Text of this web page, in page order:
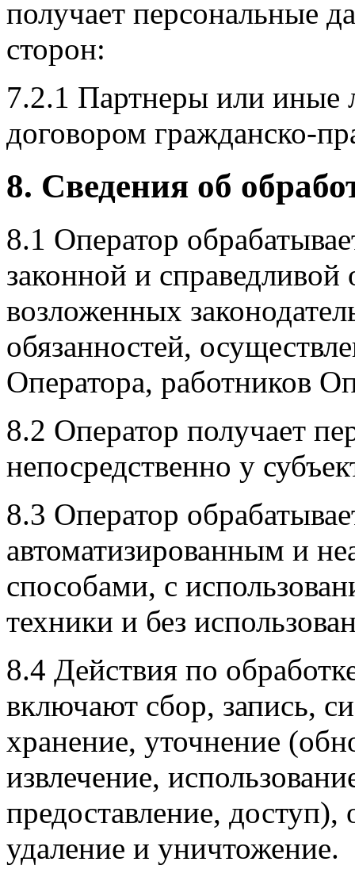
получает персональные
сторон:
7.2.1 Партнеры или иные
договором гражданско-
8. Сведения об
8.1 Оператор
законной и
возложенных
обязанностей,
Оператора, работников
8.2 Оператор получает
непосредственно у
8.3 Оператор
автоматизированным и
способами, с
техники и без
8.4 Действия по
включают сбор, запись,
хранение, уточнение
извлечение,
предоставление, доступ),
удаление и уничтожение.